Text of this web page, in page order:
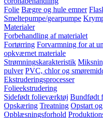
Folie Bægre og hule emner
Smeltepumpe/gearpumpe
Materialer
Forbehandling af materialet
Fortørring Forvarmning for at
opkværnet materiale
Strømningskarakteristik
pulver PVC, chlor og
Ekstruderingsprocesser
Folieekstrudering
Sidefødt folieværktøj Bundfødt
Opskæring Treatning Opstart
Opblæsningsforhold